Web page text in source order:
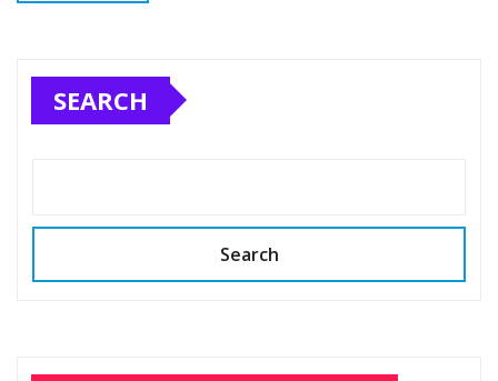
SEARCH
Search